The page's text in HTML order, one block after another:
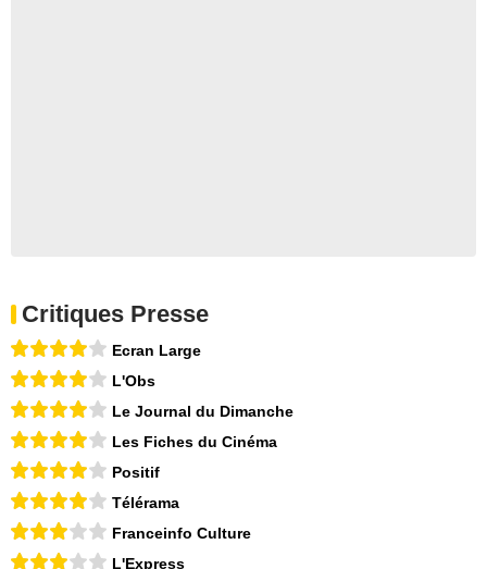
Critiques Presse
Ecran Large
L'Obs
Le Journal du Dimanche
Les Fiches du Cinéma
Positif
Télérama
Franceinfo Culture
L'Express